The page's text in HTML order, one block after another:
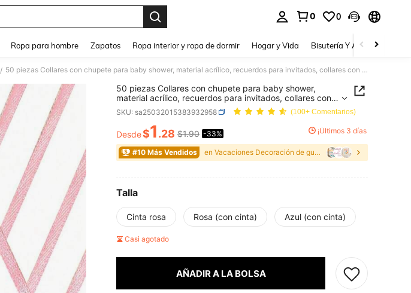
0 0
Ropa para hombre Zapatos Ropa interior y ropa de dormir Hogar y Vida Bisutería Y Accesorios
/ 50 piezas Collares con chupete para baby shower, material acrílico, recuerdos para invitados, collares con colgante de chupete, adecuados para decoración de baby shower, se pueden esparcir sobre la mesa, regalos de decoración del hogar para baby shower en rosa
50 piezas Collares con chupete para baby shower,
material acrílico, recuerdos para invitados, collares con
colgante de chupete, adecuados para decoración de
baby shower, se pueden esparcir sobre la mesa, regalos
de decoración del hogar para baby shower en rosa
SKU: sa25032015383932958 (100+ Comentarios)
PRICE AND AVAILABILITY
Desde$1.28 $1.90 -33% ¡Últimos 3 días
#10 Más Vendidos en Vacaciones Decoración de guardería
Talla
Cinta rosa Rosa (con cinta) Azul (con cinta)
Casi agotado
AÑADIR A LA BOLSA